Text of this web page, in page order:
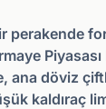
perakende
ana döviz
kaldıraç